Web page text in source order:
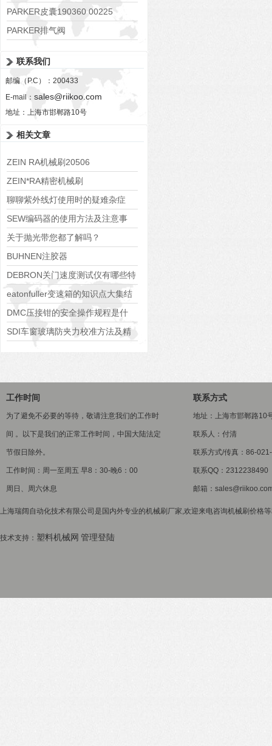
PARKER皮囊190360 00225
PARKER排气阀
联系我们
邮编（P.C）：200433
E-mail： sales@riikoo.com
地址：上海市邯郸路10号
相关文章
ZEIN RA机械刷20506
ZEIN*RA精密机械刷
UBS3/UBM3/UBM4/技术数据
聊聊紫外线灯使用时的疑难杂症
SEW编码器的使用方法及注意事
项。
关于抛光带您都了解吗？
BUHNEN注胶器
HB710spray/HB710HT产品简介
DEBRON关门速度测试仪有哪些特
点
eatonfuller变速箱的知识点大集结
DMC压接钳的安全操作规程是什
么？
SDI车窗玻璃防夹力校准方法及精
工作时间
为了避免不必要的等待，敬请注意我们的工作时
间 。以下是我们的正常工作时间，中国大陆法定
节假日除外。
工作时间：周一至周五 早8：30-晚6：00
周日、周六休息
联系方式
地址：上海市邯郸路10
联系人：付清
联系方式/传真：86-
联系QQ：2312238490
邮箱：
上海瑞阔自动化技术有限公司是国内外专业的机械刷厂家,欢迎来电咨询机械刷价格
技术支持： 塑料机械网 管理登陆